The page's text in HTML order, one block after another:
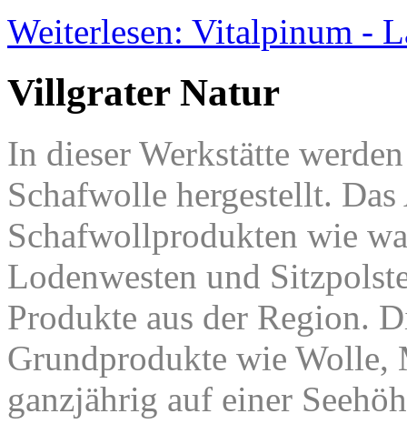
Weiterlesen: Vitalpinum -
Villgrater Natur
In dieser Werkstätte
Schafwolle hergestellt.
Schafwollprodukten wie
Lodenwesten und
Produkte aus der Region.
Grundprodukte wie Wolle,
ganzjährig auf einer